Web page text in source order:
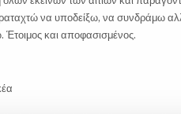
να υποδείξω, να συνδράμω
Έτοιμος και αποφασισμένος.